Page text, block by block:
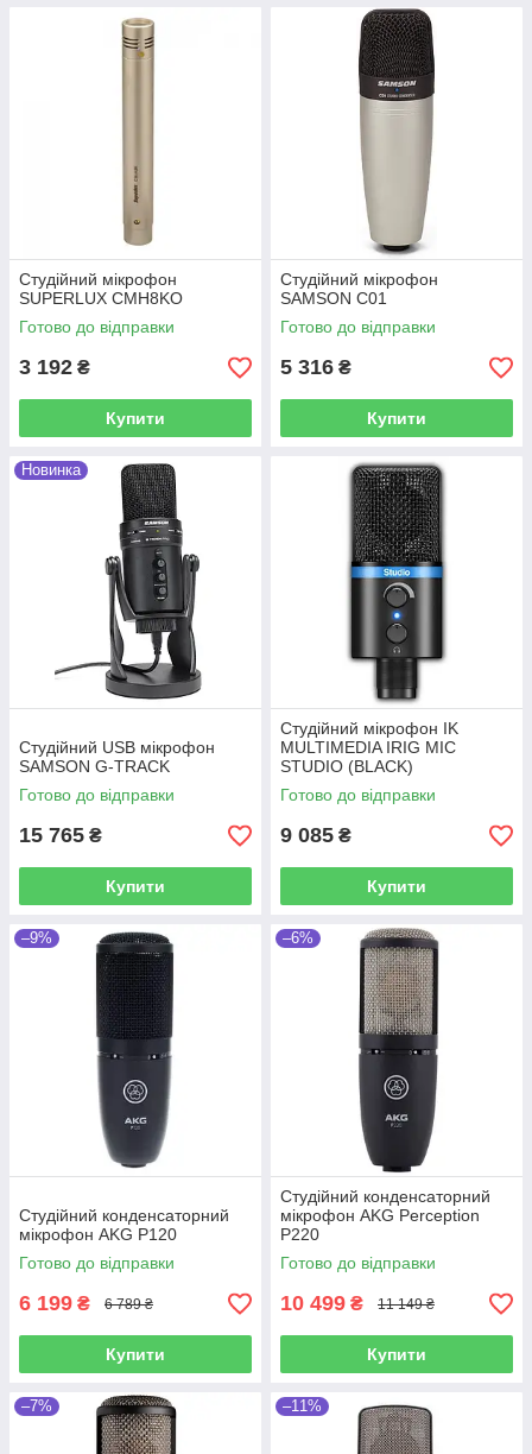
Студійний мікрофон
SUPERLUX CMH8KO
Готово до відправки
3 192 ₴
Купити
Студійний мікрофон
SAMSON C01
Готово до відправки
5 316 ₴
Купити
Новинка
Студійний USB мікрофон
SAMSON G-TRACK
Готово до відправки
15 765 ₴
Купити
Студійний мікрофон IK
MULTIMEDIA IRIG MIC
STUDIO (BLACK)
Готово до відправки
9 085 ₴
Купити
–9%
Студійний конденсаторний
мікрофон AKG P120
Готово до відправки
6 199 ₴ 6 789 ₴
Купити
–6%
Студійний конденсаторний
мікрофон AKG Perception
P220
Готово до відправки
10 499 ₴ 11 149 ₴
Купити
–7% –11%